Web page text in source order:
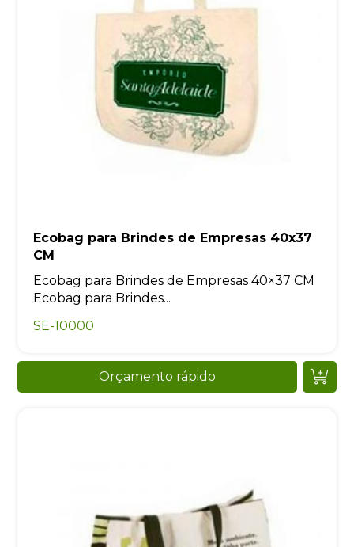
Ecobag para Brindes de Empresas 40x37
CM
Ecobag para Brindes de Empresas 40×37 CM
Ecobag para Brindes...
SE-10000
Orçamento rápido